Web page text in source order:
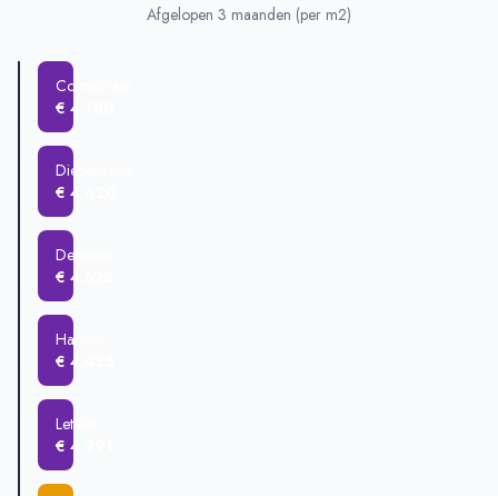
€ 688.395
Bathmen
Colmschate
Deventer
Harfsen
Afgelopen 3 maanden (per m2)
Colmschate
€ 4.780
Diepenveen
€ 4.620
Deventer
€ 4.528
Harfsen
€ 4.423
Lettele
€ 4.291